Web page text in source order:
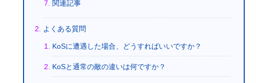
関連記事
よくある質問
KoSに遭遇した場合、どうすればいいですか？
KoSと通常の敵の違いは何ですか？